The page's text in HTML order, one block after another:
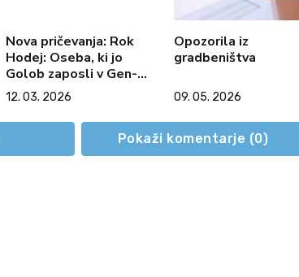
Nova pričevanja: Rok
Hodej: Oseba, ki jo
Golob zaposli v Gen-i,
Golobu dolguje uslugo
12. 03. 2026
Opozorila iz
gradbeništva
09. 05. 2026
Pokaži komentarje (0)